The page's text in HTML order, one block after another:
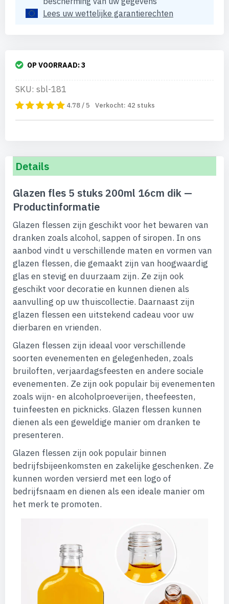
Lees uw wettelijke garantierechten
OP VOORRAAD:3
SKU: sbl-181
4.78 / 5 Verkocht: 42 stuks
Details
Glazen fles 5 stuks 200ml 16cm dik —
Productinformatie
Glazen flessen zijn geschikt voor het bewaren van
dranken zoals alcohol, sappen of siropen. In ons
aanbod vindt u verschillende maten en vormen van
glazen flessen, die gemaakt zijn van hoogwaardig
glas en stevig en duurzaam zijn. Ze zijn ook
geschikt voor decoratie en kunnen dienen als
aanvulling op uw thuiscollectie. Daarnaast zijn
glazen flessen een uitstekend cadeau voor uw
dierbaren en vrienden.
Glazen flessen zijn ideaal voor verschillende
soorten evenementen en gelegenheden, zoals
bruiloften, verjaardagsfeesten en andere sociale
evenementen. Ze zijn ook populair bij evenementen
zoals wijn- en alcoholproeverijen, theefeesten,
tuinfeesten en picknicks. Glazen flessen kunnen
dienen als een geweldige manier om dranken te
presenteren.
Glazen flessen zijn ook populair binnen
bedrijfsbijeenkomsten en zakelijke geschenken. Ze
kunnen worden versierd met een logo of
bedrijfsnaam en dienen als een ideale manier om
het merk te promoten.